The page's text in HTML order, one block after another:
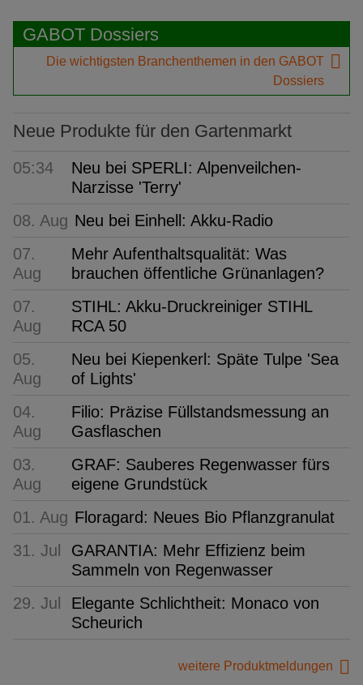
GABOT Dossiers
Die wichtigsten Branchenthemen in den GABOT
Dossiers
Neue Produkte für den Gartenmarkt
05:34
Neu bei SPERLI: Alpenveilchen-
Narzisse 'Terry'
08. Aug Neu bei Einhell: Akku-Radio
07.
Aug
Mehr Aufenthaltsqualität: Was
brauchen öffentliche Grünanlagen?
07.
Aug
STIHL: Akku-Druckreiniger STIHL
RCA 50
05.
Aug
Neu bei Kiepenkerl: Späte Tulpe 'Sea
of Lights'
04.
Aug
Filio: Präzise Füllstandsmessung an
Gasflaschen
03.
Aug
GRAF: Sauberes Regenwasser fürs
eigene Grundstück
01. Aug Floragard: Neues Bio Pflanzgranulat
31. Jul
GARANTIA: Mehr Effizienz beim
Sammeln von Regenwasser
29. Jul
Elegante Schlichtheit: Monaco von
Scheurich
weitere Produktmeldungen